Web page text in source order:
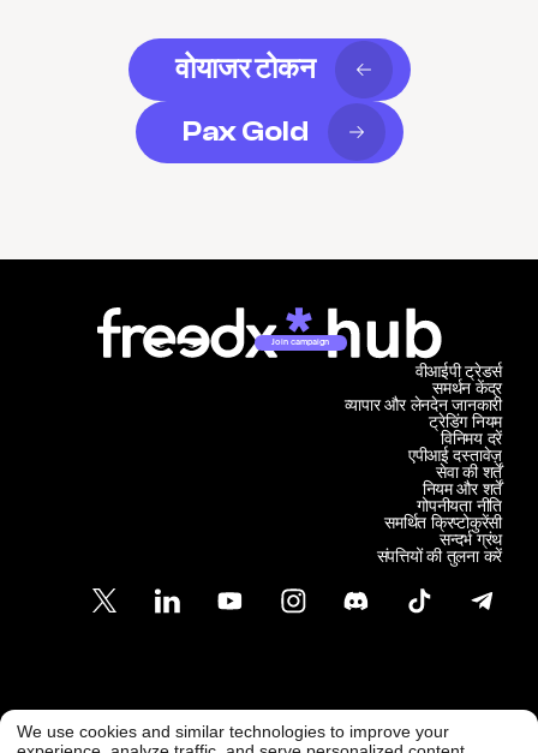
वोयाजर टोकन
Pax Gold
Join campaign
समर्थन केंद्र
व्यापार और लेनदेन जानकारी
वीआईपी ट्रेडर्स
ट्रेडिंग नियम
विनिमय दरें
एपीआई दस्तावेज़
सेवा की शर्तें
नियम और शर्तें
गोपनीयता नीति
समर्थित क्रिप्टोकुरेंसी
सन्दर्भ ग्रंथ
संपत्तियों की तुलना करें
ग्राहक समर्थन
सपोर्ट@फ्रीडएक्स.कॉम
We use cookies and similar technologies to improve your